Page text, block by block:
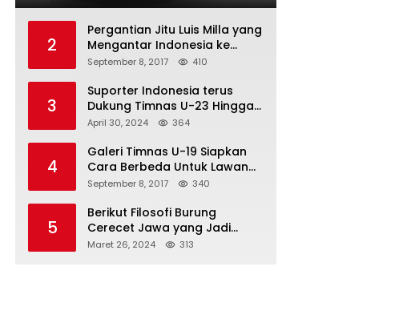
2
Pergantian Jitu Luis Milla yang
Mengantar Indonesia ke
Semifinal
September 8, 2017 410
3
Suporter Indonesia terus
Dukung Timnas U-23 Hingga
Tembus Olimpiade Paris
April 30, 2024 364
4
Galeri Timnas U-19 Siapkan
Cara Berbeda Untuk Lawan
Vietnam
September 8, 2017 340
5
Berikut Filosofi Burung
Cerecet Jawa yang Jadi
Maskot PBSI Sumedang
Maret 26, 2024 313